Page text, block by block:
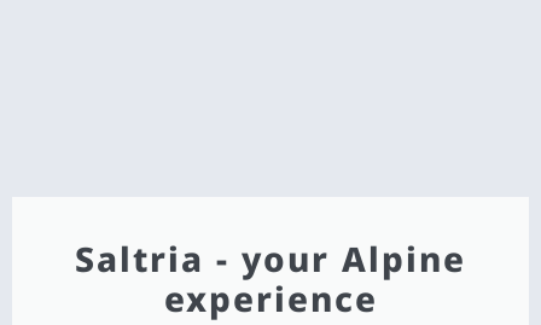
Saltria - your Alpine
experience